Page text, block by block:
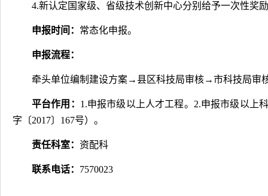
4.新认定国家级、省级技术创新中心分别给予一次性奖励
申报时间： 常态化申报。
申报流程：
牵头单位编制建设方案→ 县区科技局审核→市科技局审
平台作用： 1.申报市级以上人才工程。 2.申报市级以上
字〔2017〕 167号）。
责任科室： 资配科
联系电话： 7570023